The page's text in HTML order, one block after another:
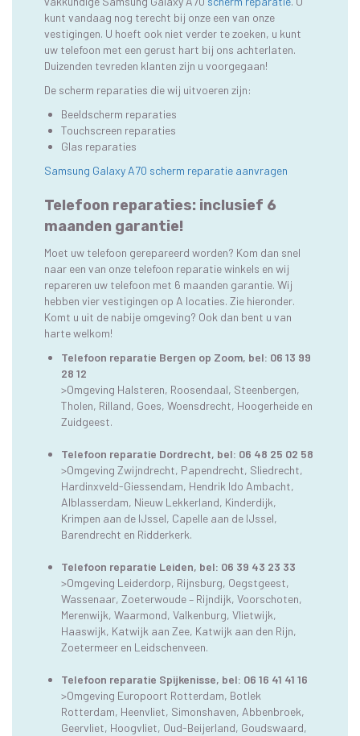
kunt vandaag nog terecht bij onze een van onze
vestigingen. U hoeft ook niet verder te zoeken, u kunt
uw telefoon met een gerust hart bij ons achterlaten.
Duizenden tevreden klanten zijn u voorgegaan!
De scherm reparaties die wij uitvoeren zijn:
Beeldscherm reparaties
Touchscreen reparaties
Glas reparaties
Samsung Galaxy A70 scherm reparatie aanvragen
Telefoon reparaties: inclusief 6
maanden garantie!
Moet uw telefoon gerepareerd worden? Kom dan snel
naar een van onze telefoon reparatie winkels en wij
repareren uw telefoon met 6 maanden garantie. Wij
hebben vier vestigingen op A locaties. Zie hieronder.
Komt u uit de nabije omgeving? Ook dan bent u van
harte welkom!
Telefoon reparatie Bergen op Zoom, bel: 06 13 99
28 12
>Omgeving Halsteren, Roosendaal, Steenbergen,
Tholen, Rilland, Goes, Woensdrecht, Hoogerheide en
Zuidgeest.
Telefoon reparatie Dordrecht, bel: 06 48 25 02 58
>Omgeving Zwijndrecht, Papendrecht, Sliedrecht,
Hardinxveld-Giessendam, Hendrik Ido Ambacht,
Alblasserdam, Nieuw Lekkerland, Kinderdijk,
Krimpen aan de IJssel, Capelle aan de IJssel,
Barendrecht en Ridderkerk.
Telefoon reparatie Leiden, bel: 06 39 43 23 33
>Omgeving Leiderdorp, Rijnsburg, Oegstgeest,
Wassenaar, Zoeterwoude – Rijndijk, Voorschoten,
Merenwijk, Waarmond, Valkenburg, Vlietwijk,
Haaswijk, Katwijk aan Zee, Katwijk aan den Rijn,
Zoetermeer en Leidschenveen.
Telefoon reparatie Spijkenisse, bel: 06 16 41 41 16
>Omgeving Europoort Rotterdam, Botlek
Rotterdam, Heenvliet, Simonshaven, Abbenbroek,
Geervliet, Hoogvliet, Oud-Beijerland, Goudswaard,